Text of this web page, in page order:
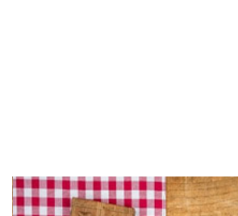
Argentini Brasiliani Cinesi